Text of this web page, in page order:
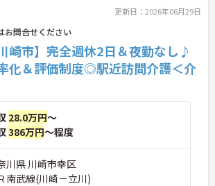
るフォロー体制もあり、介護福
責や管理者への着実なキャリア
格者の方に推奨できる環境で
定の休日で、身体への負担を抑
きます】
リズムを整えながら健康的に働き
ます
定が立てやすくプライベートの時
保できる環境です
更新日：2026年06月29日
問合せください
崎市】完全週休2日＆夜勤なし♪
化＆評価制度◎駅近訪問介護＜介
28.0万円～
386万円～程度
川県 川崎市幸区
南武線(川崎－立川)